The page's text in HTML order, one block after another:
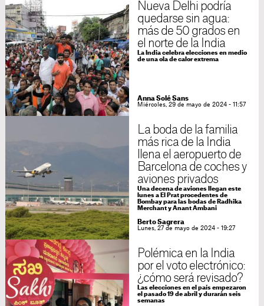
Nueva Delhi podría
quedarse sin agua:
más de 50 grados en
el norte de la India
La India celebra elecciones en medio
de una ola de calor extrema
Anna Solé Sans
Miércoles, 29 de mayo de 2024 - 11:57
La boda de la familia
más rica de la India
llena el aeropuerto de
Barcelona de coches y
aviones privados
Una decena de aviones llegan este
lunes a El Prat procedentes de
Bombay para las bodas de Radhika
Merchant y Anant Ambani
Berto Sagrera
Lunes, 27 de mayo de 2024 - 19:27
Polémica en la India
por el voto electrónico:
¿cómo será revisado?
Las elecciones en el país empezaron
el pasado 19 de abril y durarán seis
semanas